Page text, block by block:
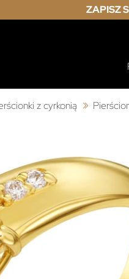
ZAPISZ
z cyrkonią